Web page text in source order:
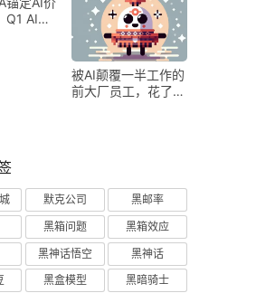
Q1 AI营
被AI颠覆一半工作的
前大厂员工，花了8
默克公司
黑邮率
黑箱问题
黑箱效应
黑神话悟空
黑神话
黑盒模型
黑暗骑士